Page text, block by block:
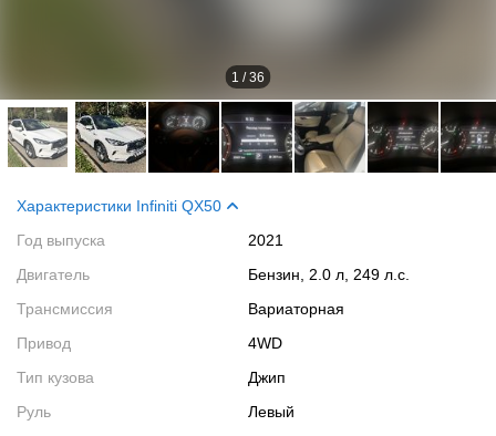
1 /36
Характеристики Infiniti QX50
Год выпуска
2021
Двигатель
Бензин, 2.0 л, 249 л.с.
Трансмиссия
Вариаторная
Привод
4WD
Тип кузова
Джип
Руль
Левый